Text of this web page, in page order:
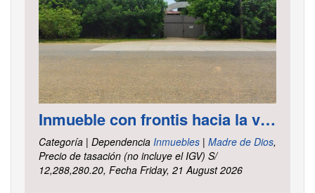
Inmueble con frontis hacia la vía al aeropuerto, es un terreno de forma irregular, cuenta con carretera asfaltada ubicado en la Av. Elmer Faucett km. 6.400, área ha. 2.625 distrito Tambopata, provincia Tambopata y departamento Madre de Dios
Categoría | Dependencia Inmuebles | Madre de Dios,
Precio de tasación (no incluye el IGV) S/
12,288,280.20, Fecha Friday, 21 August 2026